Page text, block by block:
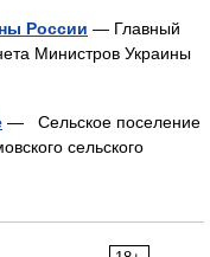
России — Главный
Министров Украины
— Сельское поселение
сельского